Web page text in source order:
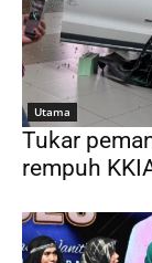
Utama
Tukar
rempuh